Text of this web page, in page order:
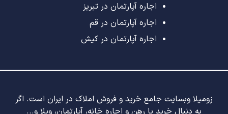
اجاره آپارتمان در تبریز
اجاره آپارتمان در قم
اجاره آپارتمان در کیش
زومیلا وبسایت جامع خرید و فروش املاک در ایران است. اگر
به دنبال خرید یا رهن و اجاره خانه، آپارتمان، ویلا و...